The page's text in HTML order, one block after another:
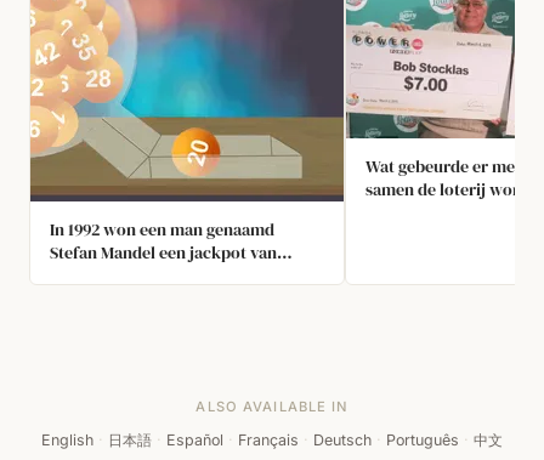
In 1992 won een man genaamd
Stefan Mandel een jackpot van
sindsdien hun wetten aangepast om
dit te voorkomen.
Wat gebeurde er met
samen de loterij
ALSO AVAILABLE IN
English · 日本語 · Español · Français · Deutsch · Português · 中文